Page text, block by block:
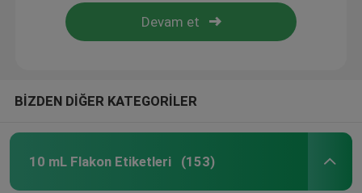
Farmasötik Cam Ampuller
Özel Broşür Baskısı
BİZDEN DİĞER KATEGORİLER
10 mL Flakon Etiketleri (153)